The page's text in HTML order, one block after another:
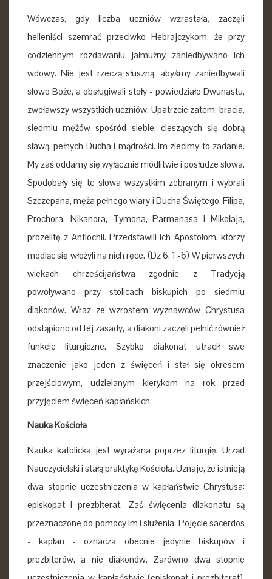
Wówczas, gdy liczba uczniów wzrastała, zaczęli
helleniści szemrać przeciwko Hebrajczykom, że przy
codziennym rozdawaniu jałmużny zaniedbywano ich
wdowy. Nie jest rzeczą słuszną, abyśmy zaniedbywali
słowo Boże, a obsługiwali stoły - powiedziało Dwunastu,
zwoławszy wszystkich uczniów. Upatrzcie zatem, bracia,
siedmiu mężów spośród siebie, cieszących się dobrą
sławą, pełnych Ducha i mądrości. Im zlecimy to zadanie.
My zaś oddamy się wyłącznie modlitwie i posłudze słowa.
Spodobały się te słowa wszystkim zebranym i wybrali
Szczepana, męża pełnego wiary i Ducha Świętego, Filipa,
Prochora, Nikanora, Tymona, Parmenasa i Mikołaja,
prozelitę z Antiochii. Przedstawili ich Apostołom, którzy
modląc się włożyli na nich ręce. (Dz 6, 1 -6) W pierwszych
wiekach chrześcijaństwa zgodnie z Tradycją
powoływano przy stolicach biskupich po siedmiu
diakonów. Wraz ze wzrostem wyznawców Chrystusa
odstąpiono od tej zasady, a diakoni zaczęli pełnić również
funkcje liturgiczne. Szybko diakonat utracił swe
znaczenie jako jeden z święceń i stał się okresem
przejściowym, udzielanym klerykom na rok przed
przyjęciem święceń kapłańskich.
Nauka Kościoła
Nauka katolicka jest wyrażana poprzez liturgię, Urząd
Nauczycielski i stałą praktykę Kościoła. Uznaje, że istnieją
dwa stopnie uczestniczenia w kapłaństwie Chrystusa:
episkopat i prezbiterat. Zaś święcenia diakonatu są
przeznaczone do pomocy im i służenia. Pojęcie sacerdos
- kapłan - oznacza obecnie jedynie biskupów i
prezbiterów, a nie diakonów. Zarówno dwa stopnie